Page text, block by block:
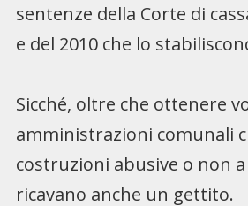
sentenze della Corte di
e del 2010 che lo
Sicché, oltre che ottenere
amministrazioni comunali
costruzioni abusive o non
ricavano anche un gettito.